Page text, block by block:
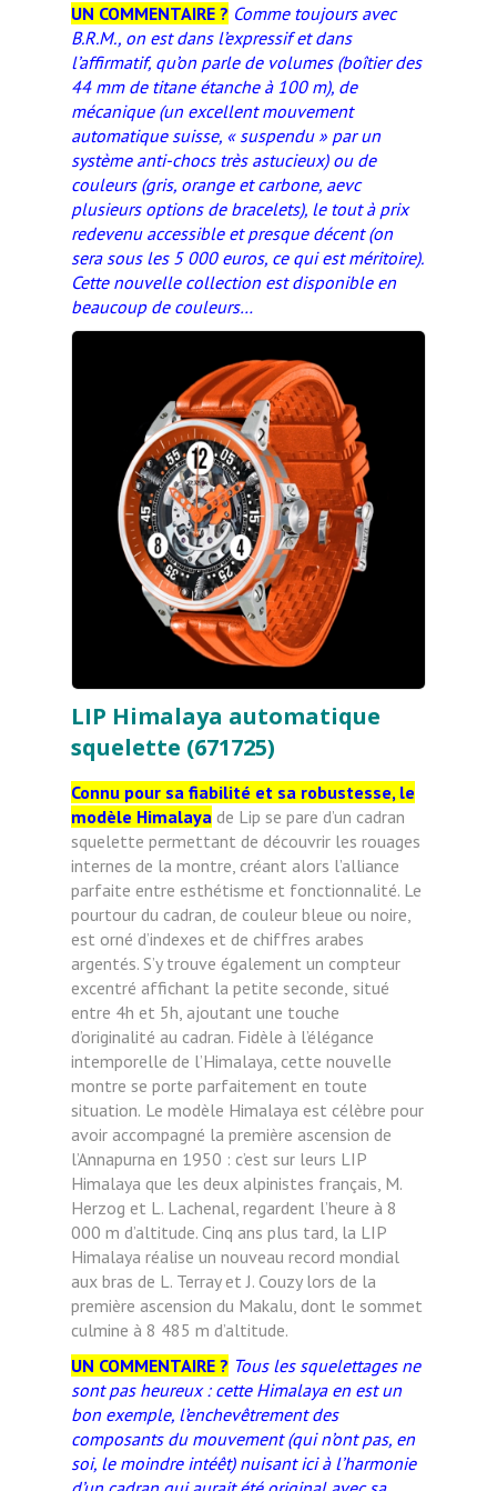
UN COMMENTAIRE ? Comme toujours avec
B.R.M., on est dans l’expressif et dans
l’affirmatif, qu’on parle de volumes (boîtier des
44 mm de titane étanche à 100 m), de
mécanique (un excellent mouvement
automatique suisse, « suspendu » par un
système anti-chocs très astucieux) ou de
couleurs (gris, orange et carbone, aevc
plusieurs options de bracelets), le tout à prix
redevenu accessible et presque décent (on
sera sous les 5 000 euros, ce qui est méritoire).
Cette nouvelle collection est disponible en
beaucoup de couleurs…
LIP Himalaya automatique
squelette (671725)
Connu pour sa fiabilité et sa robustesse, le
modèle Himalaya de Lip se pare d’un cadran
squelette permettant de découvrir les rouages
internes de la montre, créant alors l’alliance
parfaite entre esthétisme et fonctionnalité. Le
pourtour du cadran, de couleur bleue ou noire,
est orné d’indexes et de chiffres arabes
argentés. S’y trouve également un compteur
excentré affichant la petite seconde, situé
entre 4h et 5h, ajoutant une touche
d’originalité au cadran. Fidèle à l’élégance
intemporelle de l’Himalaya, cette nouvelle
montre se porte parfaitement en toute
situation. Le modèle Himalaya est célèbre pour
avoir accompagné la première ascension de
l’Annapurna en 1950 : c’est sur leurs LIP
Himalaya que les deux alpinistes français, M.
Herzog et L. Lachenal, regardent l’heure à 8
000 m d’altitude. Cinq ans plus tard, la LIP
Himalaya réalise un nouveau record mondial
aux bras de L. Terray et J. Couzy lors de la
première ascension du Makalu, dont le sommet
culmine à 8 485 m d’altitude.
UN COMMENTAIRE ? Tous les squelettages ne
sont pas heureux : cette Himalaya en est un
bon exemple, l’enchevêtrement des
composants du mouvement (qui n’ont pas, en
soi, le moindre intéêt) nuisant ici à l’harmonie